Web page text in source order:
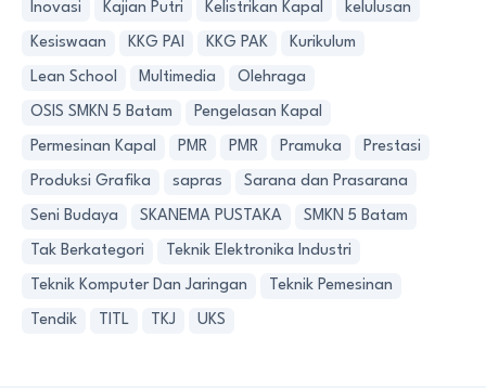
Inovasi Kajian Putri Kelistrikan Kapal kelulusan
Kesiswaan KKG PAI KKG PAK Kurikulum
Lean School Multimedia Olehraga
OSIS SMKN 5 Batam Pengelasan Kapal
Permesinan Kapal PMR PMR Pramuka Prestasi
Produksi Grafika sapras Sarana dan Prasarana
Seni Budaya SKANEMA PUSTAKA SMKN 5 Batam
Tak Berkategori Teknik Elektronika Industri
Teknik Komputer Dan Jaringan Teknik Pemesinan
Tendik TITL TKJ UKS